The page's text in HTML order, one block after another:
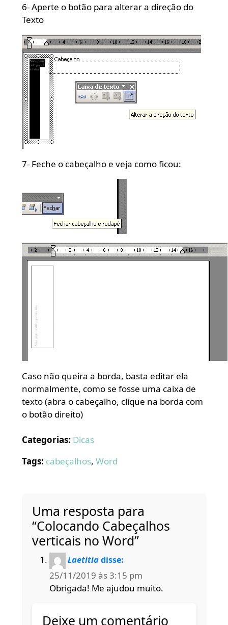
6- Aperte o botão para alterar a direção do
Texto
7- Feche o cabeçalho e veja como ficou:
Caso não queira a borda, basta editar ela
normalmente, como se fosse uma caixa de
texto (abra o cabeçalho, clique na borda com
o botão direito)
Categorias: Dicas
Tags: cabeçalhos, Word
Uma resposta para
“Colocando Cabeçalhos
verticais no Word”
Laetitia disse:
25/11/2019 às 3:15 pm
Obrigada! Me ajudou muito.
Deixe um comentário